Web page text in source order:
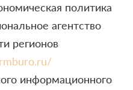
политика
агентство
регионов
информационного